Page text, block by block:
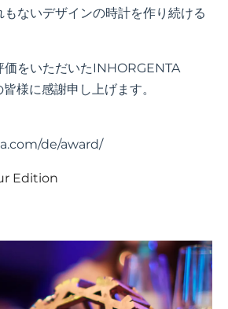
ないデザインの時計を作り続ける
価をいただいたINHORGENTA
様に感謝申し上げます。
de/award/
Edition